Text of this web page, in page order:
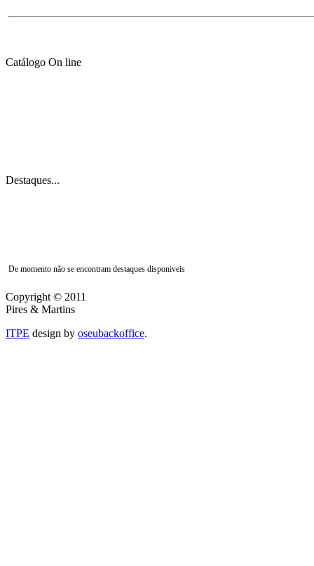
Catálogo On line
Destaques...
De momento não se encontram destaques disponiveis
Copyright © 2011
Pires & Martins
ITPE design by oseubackoffice.